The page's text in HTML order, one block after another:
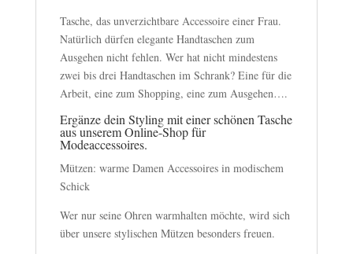
Tasche, das unverzichtbare Accessoire einer Frau.
Natürlich dürfen elegante Handtaschen zum
Ausgehen nicht fehlen. Wer hat nicht mindestens
zwei bis drei Handtaschen im Schrank? Eine für die
Arbeit, eine zum Shopping, eine zum Ausgehen….
Ergänze dein Styling mit einer schönen Tasche
aus unserem Online-Shop für
Modeaccessoires.
Mützen: warme Damen Accessoires in modischem
Schick
Wer nur seine Ohren warmhalten möchte, wird sich
über unsere stylischen Mützen besonders freuen.